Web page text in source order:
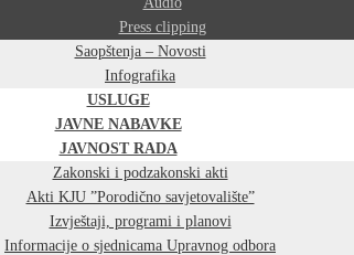
Press clipping
Saopštenja – Novosti
Infografika
USLUGE
JAVNE NABAVKE
JAVNOST RADA
Zakonski i podzakonski akti
Akti KJU ”Porodično savjetovalište”
Izvještaji, programi i planovi
Informacije o sjednicama Upravnog odbora